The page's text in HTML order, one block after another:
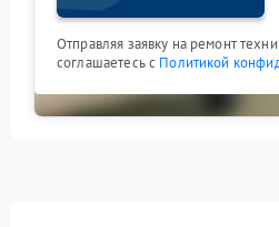
Отправляя заявку на ремонт
соглашаетесь с Политикой